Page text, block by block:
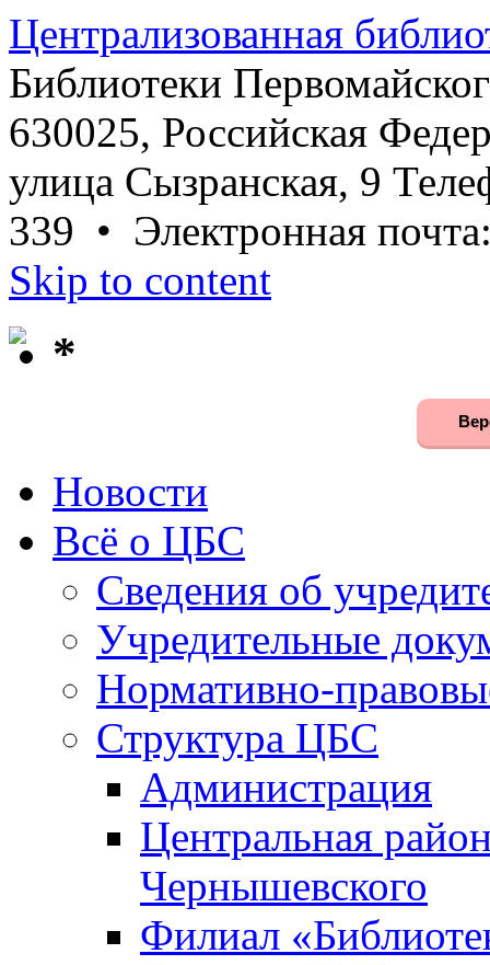
Централизованная
Библиотеки
630025, Российская
улица Сызранская, 9
339 • Электронная
Skip to content
*
Новости
Всё о ЦБС
Сведения об
Учредительные
Нормативно-
Структура ЦБС
Администрация
Центральная
Чернышевского
Филиал